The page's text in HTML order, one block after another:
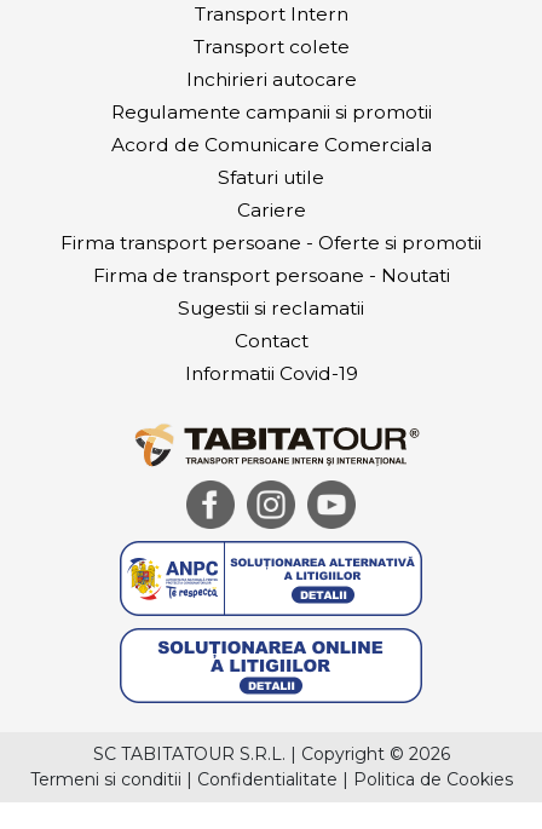
Transport Intern
Transport colete
Inchirieri autocare
Regulamente campanii si promotii
Acord de Comunicare Comerciala
Sfaturi utile
Cariere
Firma transport persoane - Oferte si promotii
Firma de transport persoane - Noutati
Sugestii si reclamatii
Contact
Informatii Covid-19
SC TABITATOUR S.R.L. | Copyright © 2026
Termeni si conditii | Confidentialitate | Politica de Cookies